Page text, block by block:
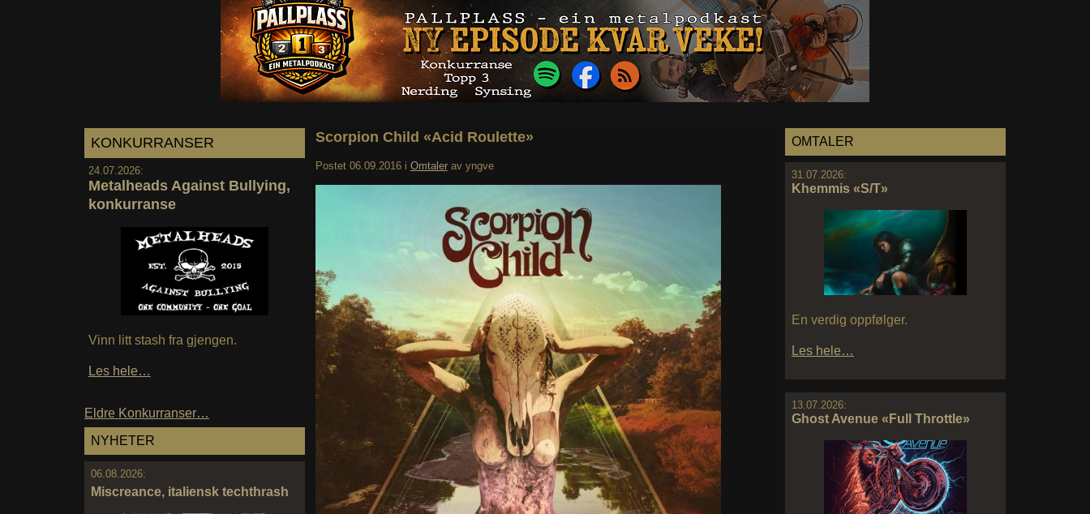
KONKURRANSER
24.07.2026:
Metalheads Against Bullying,
konkurranse
Vinn litt stash fra gjengen.
Les hele…
Eldre Konkurranser…
NYHETER
06.08.2026:
Miscreance, italiensk techthrash
OMTALER
31.07.2026:
Khemmis «S/T»
En verdig oppfølger.
Les hele…
13.07.2026:
Ghost Avenue «Full Throttle»
Scorpion Child «Acid Roulette»
Postet 06.09.2016 i Omtaler av yngve